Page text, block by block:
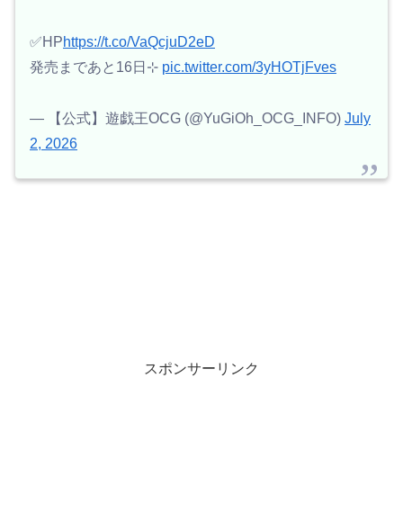
✅HPhttps://t.co/VaQcjuD2eD
発売まであと16日⊹ pic.twitter.com/3yHOTjFves
— 【公式】遊戯王OCG (@YuGiOh_OCG_INFO) July
2, 2026
スポンサーリンク